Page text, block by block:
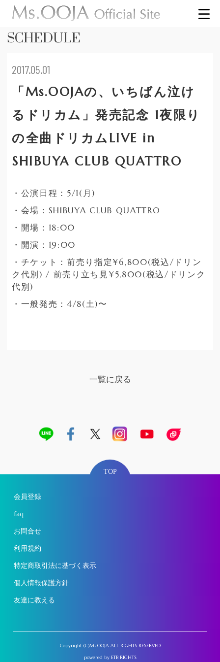
SCHEDULE
2017.05.01
「Ms.OOJAの、いちばん泣け
るドリカム」発売記念 1夜限り
の全曲ドリカムLIVE in
SHIBUYA CLUB QUATTRO
・公演日程：5/1(月)
・会場：SHIBUYA CLUB QUATTRO
・開場：18:00
・開演：19:00
・チケット：前売り指定¥6,800(税込/ドリン
ク代別) / 前売り立ち見¥5,800(税込/ドリンク
代別)
・一般発売：4/8(土)〜
一覧に戻る
TOP
会員登録
faq
お問合せ
利用規約
特定商取引法に基づく表示
個人情報保護方針
友達に教える
Copyright (C)Ms.OOJA ALL RIGHTS RESERVED
powered by ETB RIGHTS